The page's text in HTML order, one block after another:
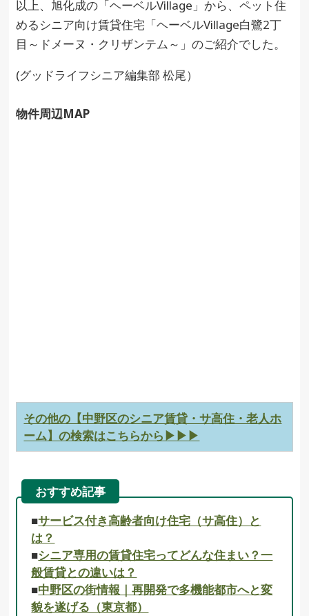
以上、旭化成の「ヘーベルVillage」から、ペット住
めるシニア向け賃貸住宅「ヘーベルVillage白鷺2丁
目～ドメーヌ・クリザンテム～」のご紹介でした。
(グッドライフシニア編集部 松尾）
物件周辺MAP
その他の【中野区のシニア賃貸・サ高住・老人ホ
ーム】の検索はこちらから▶▶▶
おすすめ記事
■サービス付き高齢者向け住宅（サ高住）と
は？
■シニア専用の賃貸住宅ってどんな住まい？一
般賃貸との違いは？
■中野区の街情報｜再開発で多機能都市へと変
貌を遂げる（東京都）